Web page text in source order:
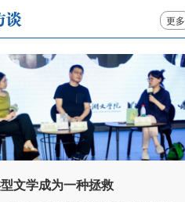
更多
文学成为一种拯救